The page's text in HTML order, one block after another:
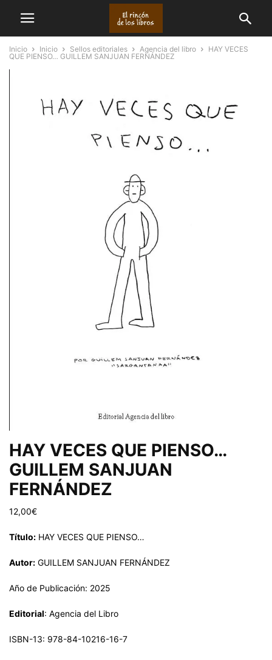
Inicio Inicio Sellos editoriales Agencia del libro
HAY VECES
QUE PIENSO… GUILLEM SANJUAN FERNÁNDEZ
HAY VECES QUE PIENSO…
GUILLEM SANJUAN
FERNÁNDEZ
12,00€
Título: HAY VECES QUE PIENSO…
Autor: GUILLEM SANJUAN FERNÁNDEZ
Año de Publicación: 2025
Editorial: Agencia del Libro
ISBN-13: 978-84-10216-16-7